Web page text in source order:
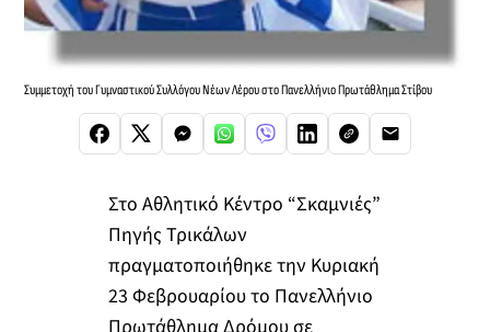
Συμμετοχή του Γυμναστικού Συλλόγου Νέων Λέρου στο Πανελλήνιο Πρωτάθλημα Στίβου
Στο Αθλητικό Κέντρο “Σκαμνιές”
Πηγής Τρικάλων
πραγματοποιήθηκε την Κυριακή
23 Φεβρουαρίου το Πανελλήνιο